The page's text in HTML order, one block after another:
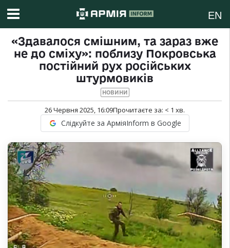
EN
«Здавалося смішним, та зараз вже
не до сміху»: поблизу Покровська
постійний рух російських
штурмовиків
НОВИНИ
26 Червня 2025, 16:09Прочитаєте за: < 1 хв.
Слідкуйте за АрміяInform в Google